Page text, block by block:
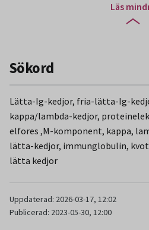
Läs
Sökord
Lätta-Ig-kedjor, fria-lätta-Ig-
kappa/lambda-kedjor,
elfores ,M-komponent, kappa,
lätta-kedjor, immunglobulin,
lätta kedjor
Uppdaterad: 2026-03-17, 12:02
Publicerad: 2023-05-30, 12:00